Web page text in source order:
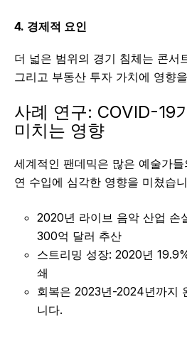
4. 경제적 요인
더 넓은 범위의 경기 침체는 콘서
그리고 부동산 투자 가치에 영향
사례 연구: COVID-19
미치는 영향
세계적인 팬데믹은 많은 예술가
연 수입에 심각한 영향을 미쳤습
2020년 라이브 음악 산업 손
300억 달러 추산
스트리밍 성장: 2020년
쇄
회복은 2023년-2024년까지
니다.